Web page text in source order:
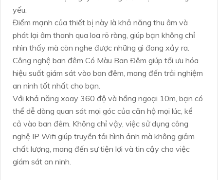
yếu.
Điểm mạnh của thiết bị này là khả năng thu âm và
phát lại âm thanh qua loa rõ ràng, giúp bạn không chỉ
nhìn thấy mà còn nghe được những gì đang xảy ra.
Công nghệ ban đêm Có Màu Ban Ðêm giúp tối ưu hóa
hiệu suất giám sát vào ban đêm, mang đến trải nghiệm
an ninh tốt nhất cho bạn.
Với khả năng xoay 360 độ và hồng ngoại 10m, bạn có
thể dễ dàng quan sát mọi góc của căn hộ mọi lúc, kể
cả vào ban đêm. Không chỉ vậy, việc sử dụng công
nghệ IP Wifi giúp truyền tải hình ảnh mà không giảm
chất lượng, mang đến sự tiện lợi và tin cậy cho việc
giám sát an ninh.